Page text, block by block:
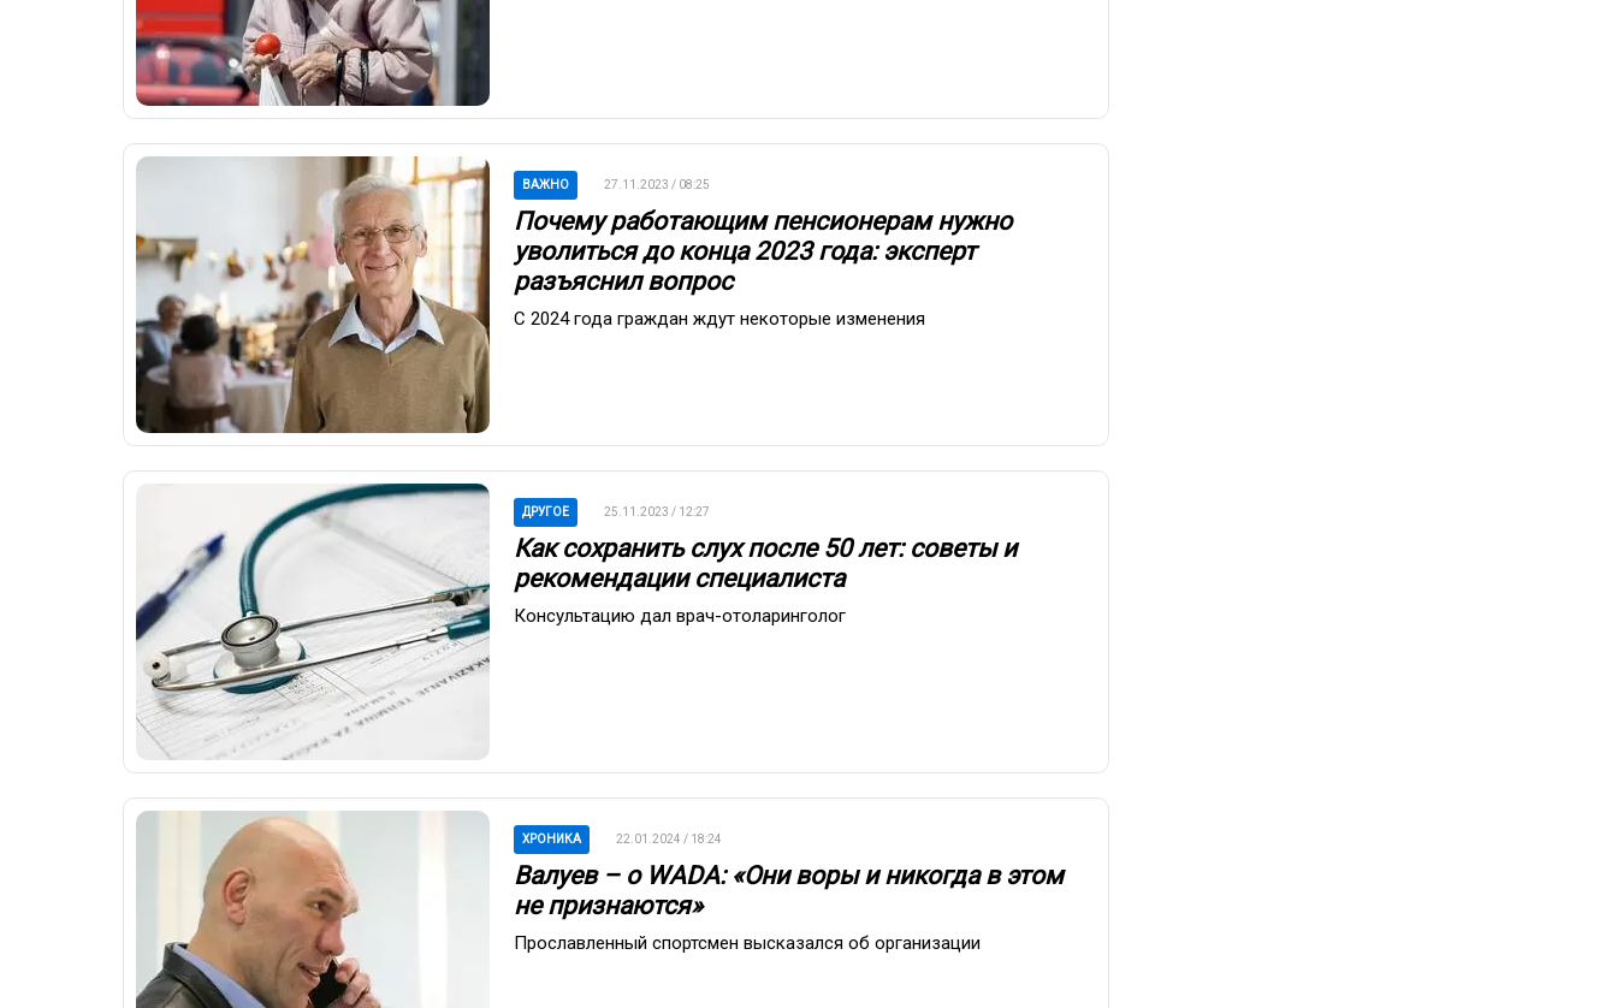
ВАЖНО 27.11.2023 / 08:25
Почему работающим пенсионерам нужно
уволиться до конца 2023 года: эксперт
разъяснил вопрос
С 2024 года граждан ждут некоторые изменения
ДРУГОЕ 25.11.2023 / 12:27
Как сохранить слух после 50 лет: советы и
рекомендации специалиста
Консультацию дал врач-отоларинголог
ХРОНИКА 22.01.2024 / 18:24
Валуев – о WADA: «Они воры и никогда в этом
не признаются»
Прославленный спортсмен высказался об организации